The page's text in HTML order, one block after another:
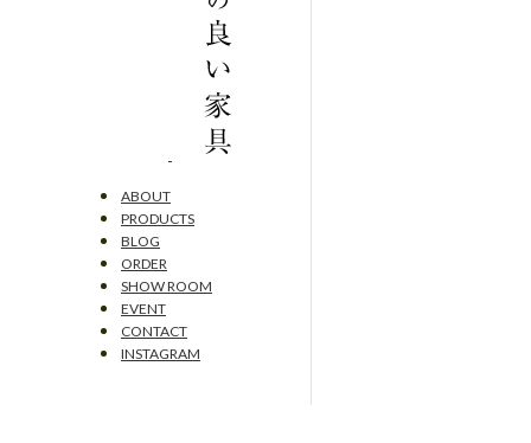
ABOUT
PRODUCTS
BLOG
ORDER
SHOW ROOM
EVENT
CONTACT
INSTAGRAM